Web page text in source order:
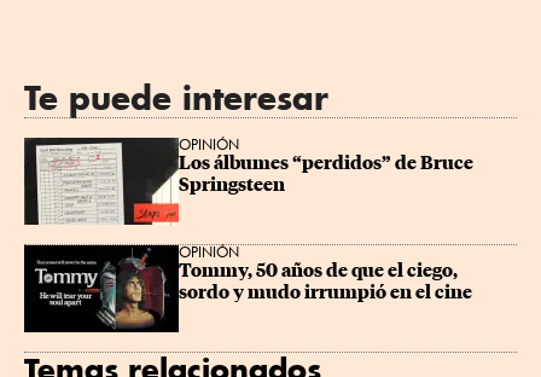
Te puede interesar
OPINIÓN
Los álbumes “perdidos” de Bruce
Springsteen
OPINIÓN
Tommy, 50 años de que el ciego,
sordo y mudo irrumpió en el cine